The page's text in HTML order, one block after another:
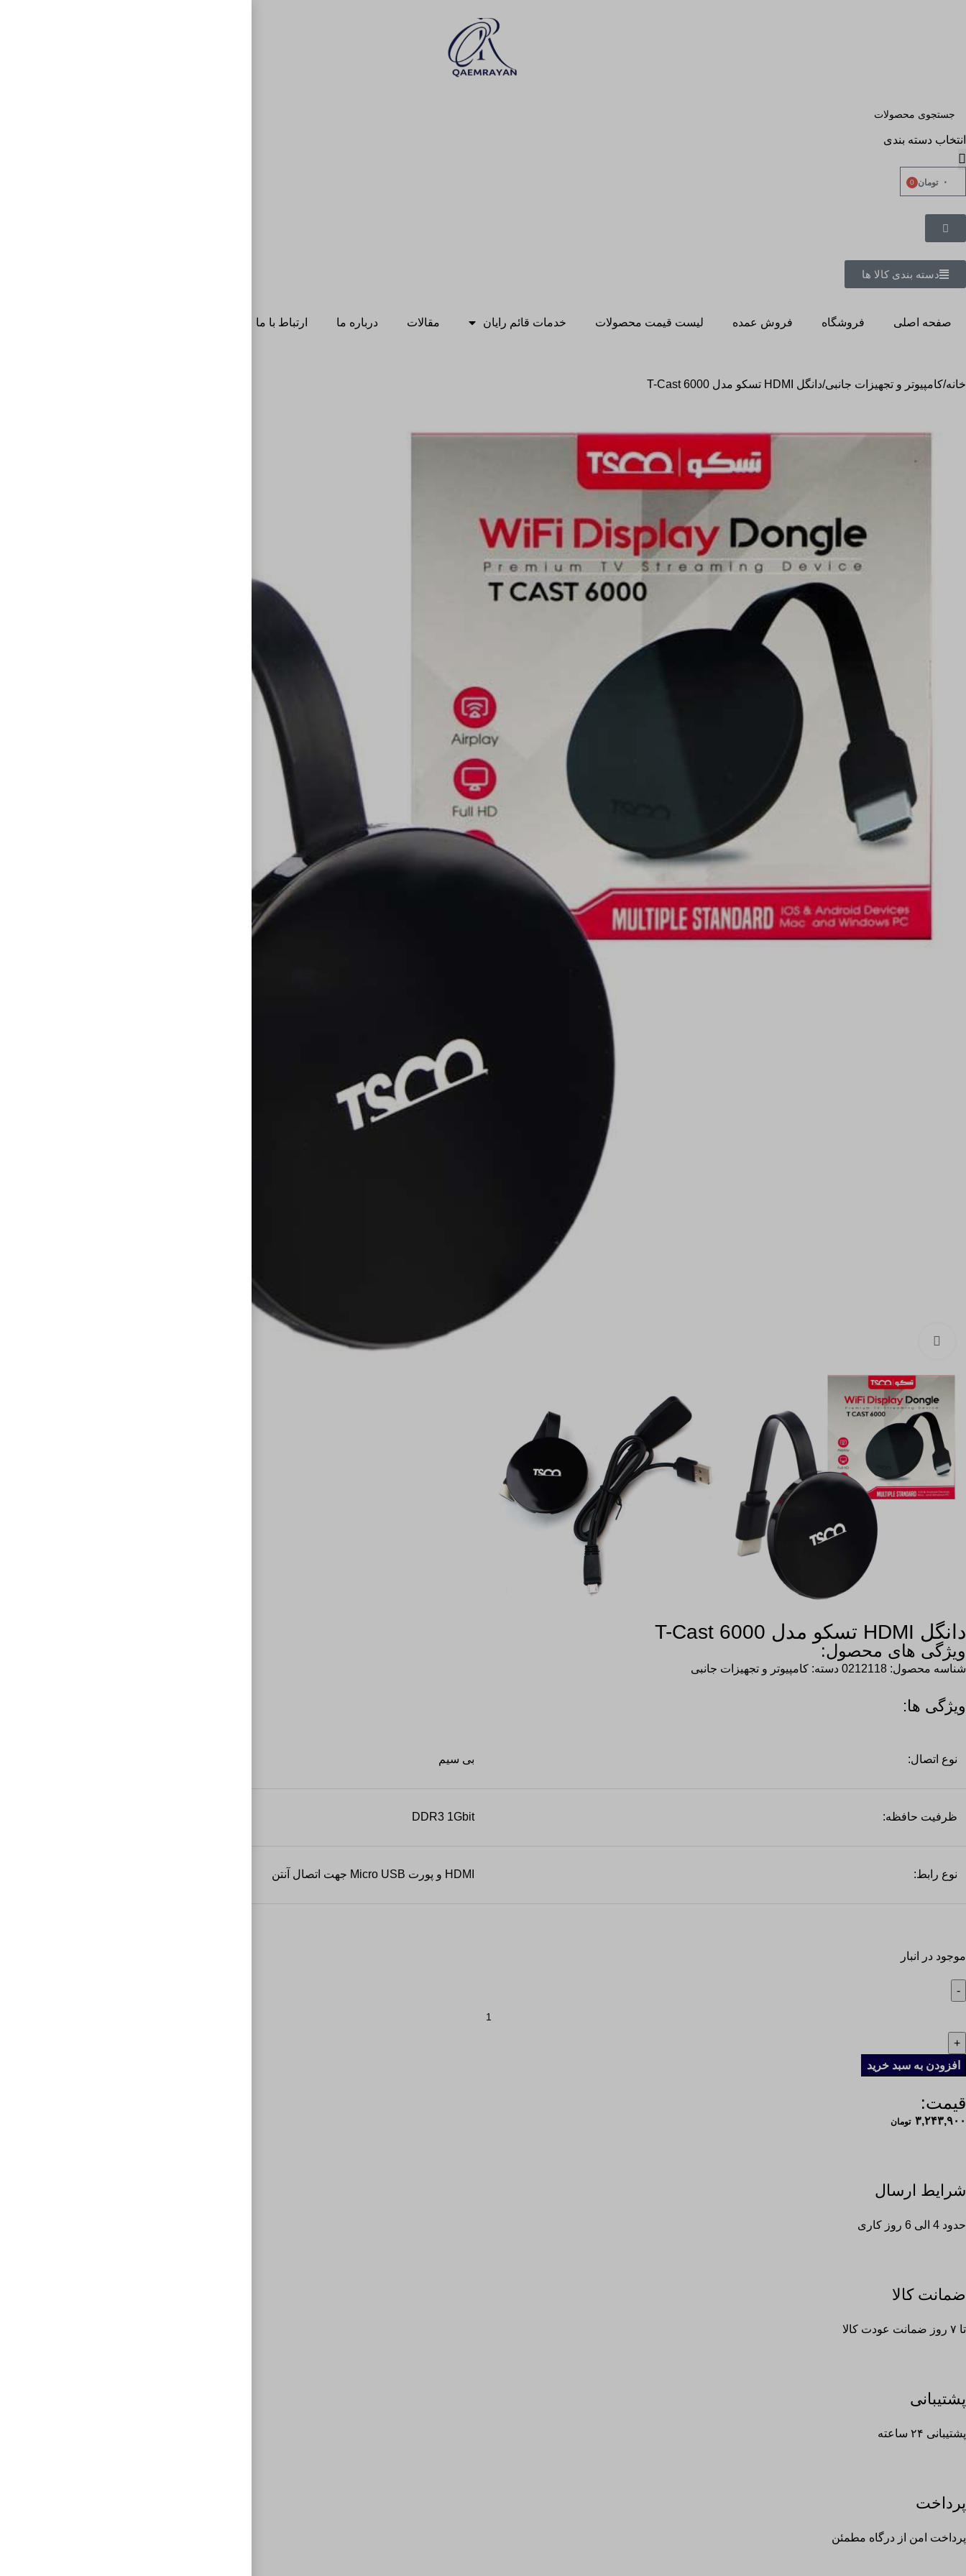
انتخاب دسته بندی
۰ تومان 0
دسته بندی کالا ها
صفحه اصلی فروشگاه فروش عمده لیست قیمت محصولات خدمات قائم رایان مقالات درباره ما ارتباط با ما
خانه کامپیوتر و تجهیزات جانبی دانگل HDMI تسکو مدل T-Cast 6000
دانگل HDMI تسکو مدل T-Cast 6000
ویژگی های محصول:
شناسه محصول: 0212118 دسته: کامپیوتر و تجهیزات جانبی
ویژگی ها:
نوع اتصال: بی سیم
ظرفیت حافظه: DDR3 1Gbit
نوع رابط: HDMI و پورت Micro USB جهت اتصال آنتن
موجود در انبار
افزودن به سبد خرید
قیمت:
۳,۲۴۳,۹۰۰ تومان
شرایط ارسال
حدود 4 الی 6 روز کاری
ضمانت کالا
تا ۷ روز ضمانت عودت کالا
پشتیبانی
پشتیبانی ۲۴ ساعته
پرداخت
پرداخت امن از درگاه مطمئن